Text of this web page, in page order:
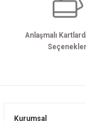
Anlaşmalı
Kurumsal